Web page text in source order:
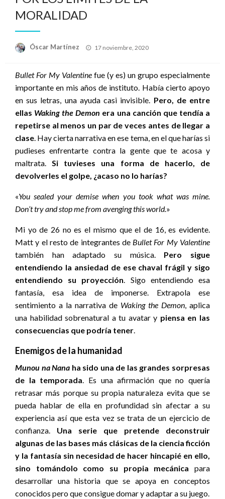
MORALIDAD
Óscar Martínez
Publicado
17 noviembre, 2020
Bullet For My Valentine fue (y es) un grupo especialmente
importante en mis años de instituto. Había cierto apoyo
en sus letras, una ayuda casi invisible. Pero, de entre
ellas Waking the Demon era una canción que tendía a
repetirse al menos un par de veces antes de llegar a
clase. Hay cierta narrativa en ese tema, en el que harías si
pudieses enfrentarte contra la gente que te acosa y
maltrata.Si tuvieses una forma de hacerlo, de
devolverles el golpe, ¿acaso no lo harías?
«You sealed your demise when you took what was mine.
Don’t try and stop me from avenging this world.»
Mi yo de 26 no es el mismo que el de 16, es evidente.
Matt y el resto de integrantes de Bullet For My Valentine
también han adaptado su música. Pero sigue
entendiendo la ansiedad de ese chaval frágil y sigo
entendiendo su proyección. Sigo entendiendo esa
fantasía, esa idea de imponerse. Extrapola ese
sentimiento a la narrativa de Waking the Demon, aplica
una habilidad sobrenatural a tu avatar y piensa en las
consecuencias que podría tener.
Enemigos de la humanidad
Munou na Nana ha sido una de las grandes sorpresas
de la temporada. Es una afirmación que no quería
retrasar más porque su propia naturaleza evita que se
pueda hablar de ella en profundidad sin afectar a su
experiencia así que esta vez se trata de un ejercicio de
confianza. Una serie que pretende deconstruir
algunas de las bases más clásicas de la ciencia ficción
y la fantasía sin necesidad de hacer hincapié en ello,
sino tomándolo como su propia mecánica para
desarrollar una historia que se apoya en conceptos
conocidos pero que consigue domar y adaptar a su juego.